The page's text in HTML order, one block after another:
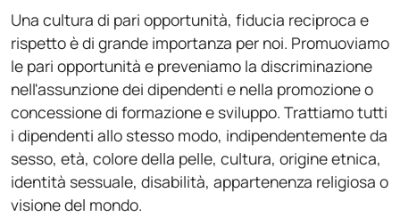
Una cultura di pari opportunità, fiducia reciproca e
rispetto è di grande importanza per noi. Promuoviamo
le pari opportunità e preveniamo la discriminazione
nell'assunzione dei dipendenti e nella promozione o
concessione di formazione e sviluppo. Trattiamo tutti
i dipendenti allo stesso modo, indipendentemente da
sesso, età, colore della pelle, cultura, origine etnica,
identità sessuale, disabilità, appartenenza religiosa o
visione del mondo.